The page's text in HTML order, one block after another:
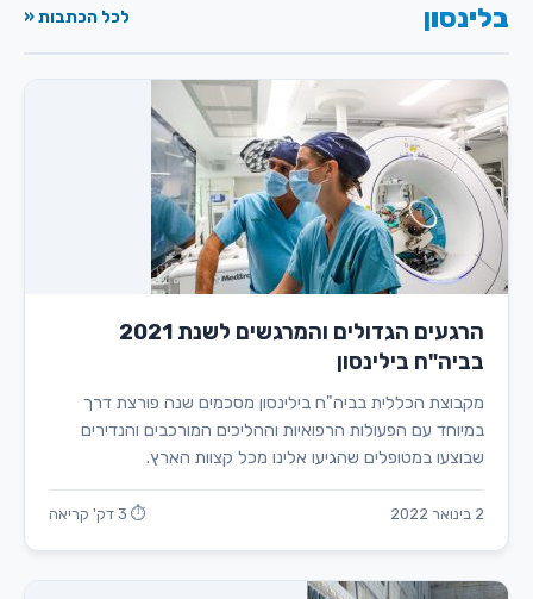
בלינסון לכל הכתבות «
הרגעים הגדולים והמרגשים לשנת 2021
בביה"ח בילינסון
מקבוצת הכללית בביה"ח בילינסון מסכמים שנה פורצת דרך
במיוחד עם הפעולות הרפואיות וההליכים המורכבים והנדירים
שבוצעו במטופלים שהגיעו אלינו מכל קצוות הארץ.
2 בינואר 2022 ⏱ 3 דק' קריאה